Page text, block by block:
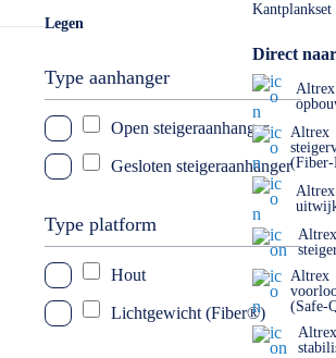
Kantplankset
Direct
Altrex
Altrex
Altrex
Altrex
Altrex
(Safe-
Altrex
Legen
Type aanhanger
Open steigeraanhanger
Gesloten steigeraanhanger
Type platform
Hout
Lichtgewicht (Fiber®)